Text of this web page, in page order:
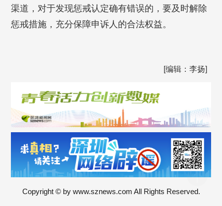
渠道，对于发现惩戒认定确有错误的，要及时解除
惩戒措施，充分保障申诉人的合法权益。
[编辑：李扬]
Copyright © by www.sznews.com All Rights Reserved.